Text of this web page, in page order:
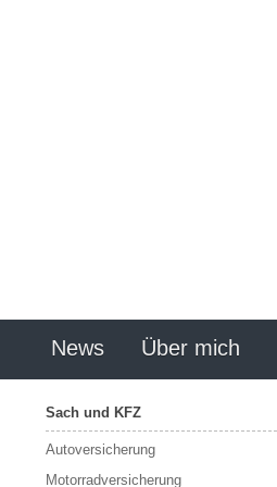
News Über mich
Sach und KFZ
Autoversicherung
Motorradversicherung